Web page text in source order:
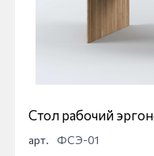
Стол рабочий
арт.
ФСЭ-01